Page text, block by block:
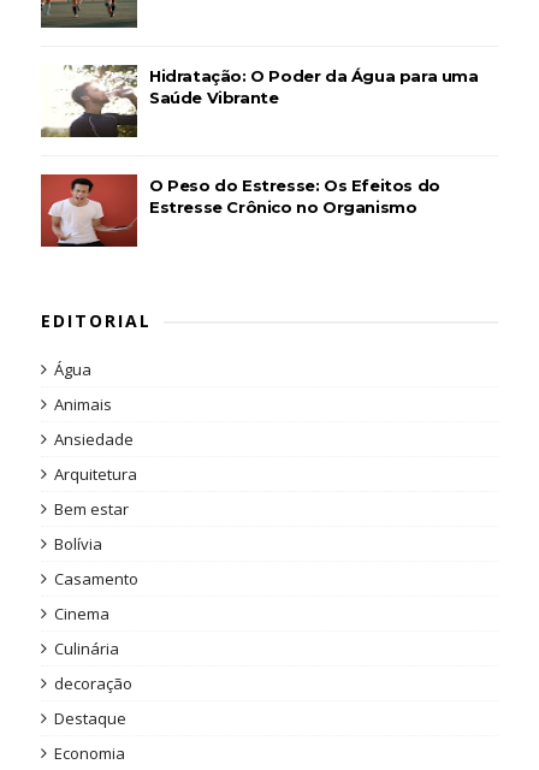
Hidratação: O Poder da Água para uma
Saúde Vibrante
O Peso do Estresse: Os Efeitos do
Estresse Crônico no Organismo
EDITORIAL
Água
Animais
Ansiedade
Arquitetura
Bem estar
Bolívia
Casamento
Cinema
Culinária
decoração
Destaque
Economia